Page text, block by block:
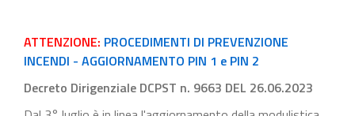
ATTENZIONE: PROCEDIMENTI DI PREVENZIONE
INCENDI - AGGIORNAMENTO PIN 1 e PIN 2
Decreto Dirigenziale DCPST n. 9663 DEL 26.06.2023